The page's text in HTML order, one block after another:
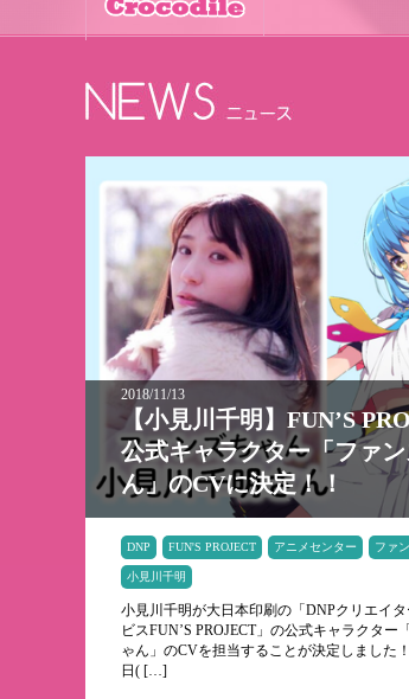
2018/11/13
【小見川千明】FUN’S
公式キャラクター「ファ
ん」のCVに決定！！
DNP FUN'S PROJECT アニメセンター ファ
小見川千明
小見川千明が大日本印刷の「DNPクリエイ
ビスFUN’S PROJECT」の公式キャラクター
ゃん」のCVを担当することが決定しました
日( […]